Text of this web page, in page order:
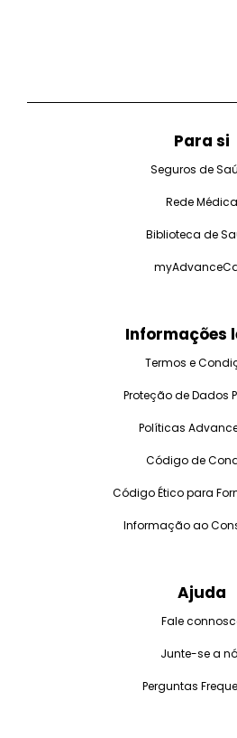
Para si
Seguros de
Rede Médica
Biblioteca de
Informações
Termos e
Proteção de Dados
Políticas
Código de
Código Ético para
Informação ao
Ajuda
Fale
Junte-se a
Perguntas